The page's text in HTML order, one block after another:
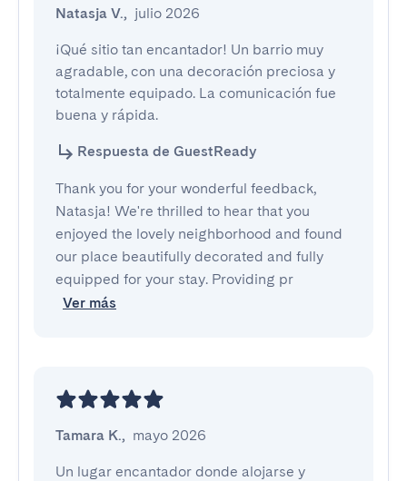
Natasja V., julio 2026
¡Qué sitio tan encantador! Un barrio muy
agradable, con una decoración preciosa y
totalmente equipado. La comunicación fue
buena y rápida.
Respuesta de GuestReady
Thank you for your wonderful feedback,
Natasja! We're thrilled to hear that you
enjoyed the lovely neighborhood and found
our place beautifully decorated and fully
equipped for your stay. Providing pr
Ver más
Tamara K., mayo 2026
Un lugar encantador donde alojarse y